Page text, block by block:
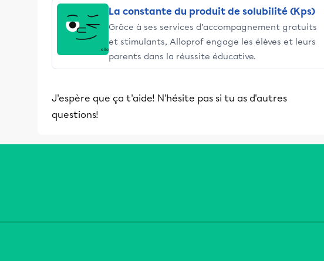
La constante du produit de solubilité (Kps)
Grâce à ses services d’accompagnement gratuits
et stimulants, Alloprof engage les élèves et leurs
parents dans la réussite éducative.
J'espère que ça t'aide! N'hésite pas si tu as d'autres
questions!